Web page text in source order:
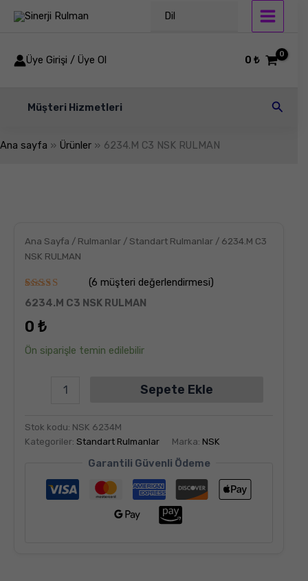
atla
Dil
Üye Girişi / Üye Ol 0₺
Müşteri Hizmetleri Arama
Ana sayfa Ürünler 6234.M C3 NSK RULMAN
Ana Sayfa / Rulmanlar / Standart Rulmanlar / 6234.M C3
NSK RULMAN
6müşteri
puanına
5
5.00puan
aldı
(6 müşteri değerlendirmesi)
6234.M C3 NSK RULMAN
0 ₺
Ön siparişle temin edilebilir
Sepete Ekle
Stok kodu: NSK 6234M
Kategoriler: Standart Rulmanlar Marka: NSK
Garantili Güvenli Ödeme